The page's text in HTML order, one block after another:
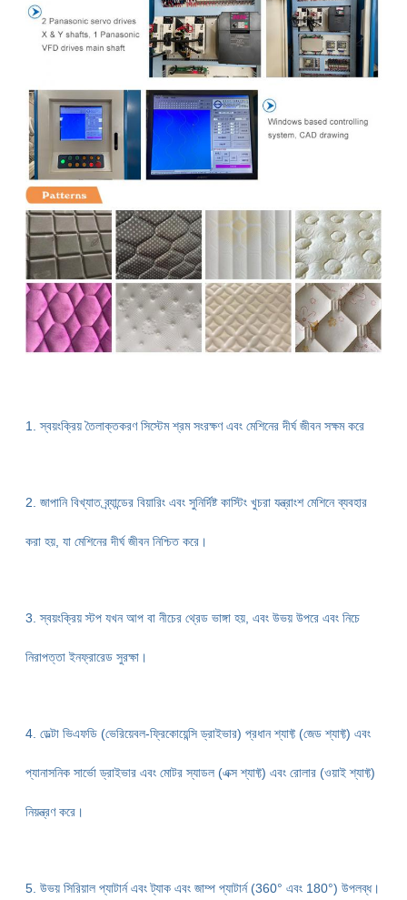
1. স্বয়ংক্রিয় তৈলাক্তকরণ সিস্টেম শ্রম সংরক্ষণ এবং মেশিনের দীর্ঘ জীবন সক্ষম করে
2. জাপানি বিখ্যাত ব্র্যান্ডের বিয়ারিং এবং সুনির্দিষ্ট কাস্টিং খুচরা যন্ত্রাংশ মেশিনে ব্যবহার
করা হয়, যা মেশিনের দীর্ঘ জীবন নিশ্চিত করে।
3. স্বয়ংক্রিয় স্টপ যখন আপ বা নীচের থ্রেড ভাঙ্গা হয়, এবং উভয় উপরে এবং নিচে
নিরাপত্তা ইনফ্রারেড সুরক্ষা।
4. ডেল্টা ভিএফডি (ভেরিয়েবল-ফ্রিকোয়েন্সি ড্রাইভার) প্রধান শ্যাফ্ট (জেড শ্যাফ্ট) এবং
প্যানাসনিক সার্ভো ড্রাইভার এবং মোটর স্যাডল (এক্স শ্যাফ্ট) এবং রোলার (ওয়াই শ্যাফ্ট)
নিয়ন্ত্রণ করে।
5. উভয় সিরিয়াল প্যাটার্ন এবং ট্যাক এবং জাম্প প্যাটার্ন (360° এবং 180°) উপলব্ধ।